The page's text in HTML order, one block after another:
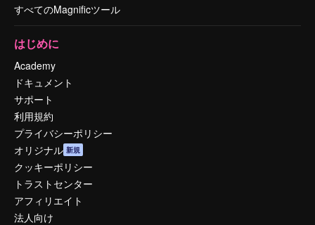
すべてのMagnificツール
はじめに
Academy
ドキュメント
サポート
利用規約
プライバシーポリシー
オリジナル 新規
クッキーポリシー
トラストセンター
アフィリエイト
法人向け